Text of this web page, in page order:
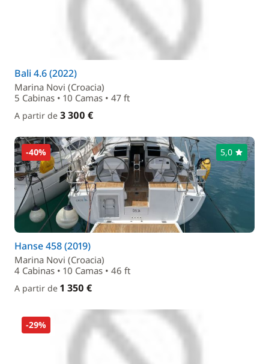
Bali 4.6 (2022)
Marina Novi (Croacia)
5 Cabinas • 10 Camas • 47 ft
A partir de 3 300 €
-40% 5,0
Hanse 458 (2019)
Marina Novi (Croacia)
4 Cabinas • 10 Camas • 46 ft
A partir de 1 350 €
-29%